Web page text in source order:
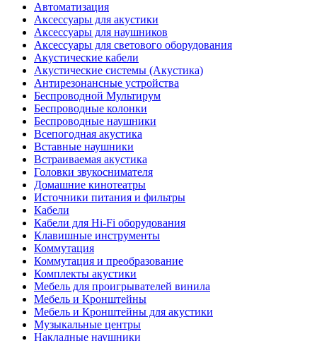
Автоматизация
Аксессуары для акустики
Аксессуары для наушников
Аксессуары для светового оборудования
Акустические кабели
Акустические системы (Акустика)
Антирезонансные устройства
Беспроводной Мультирум
Беспроводные колонки
Беспроводные наушники
Всепогодная акустика
Вставные наушники
Встраиваемая акустика
Головки звукоснимателя
Домашние кинотеатры
Источники питания и фильтры
Кабели
Кабели для Hi-Fi оборудования
Клавишные инструменты
Коммутация
Коммутация и преобразование
Комплекты акустики
Мебель для проигрывателей винила
Мебель и Кронштейны
Мебель и Кронштейны для акустики
Музыкальные центры
Накладные наушники